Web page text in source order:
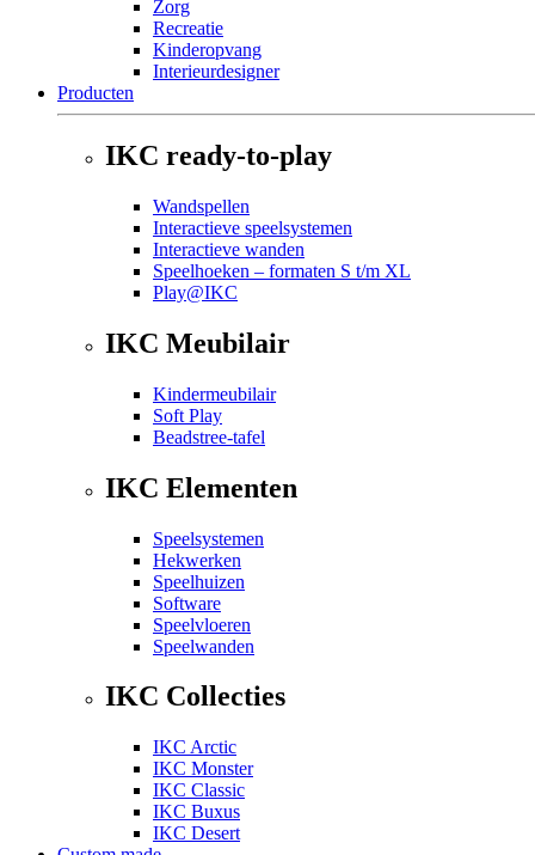
Zorg
Recreatie
Kinderopvang
Interieurdesigner
Producten
IKC ready-to-play
Wandspellen
Interactieve speelsystemen
Interactieve wanden
Speelhoeken – formaten S t/m XL
Play@IKC
IKC Meubilair
Kindermeubilair
Soft Play
Beadstree-tafel
IKC Elementen
Speelsystemen
Hekwerken
Speelhuizen
Software
Speelvloeren
Speelwanden
IKC Collecties
IKC Arctic
IKC Monster
IKC Classic
IKC Buxus
IKC Desert